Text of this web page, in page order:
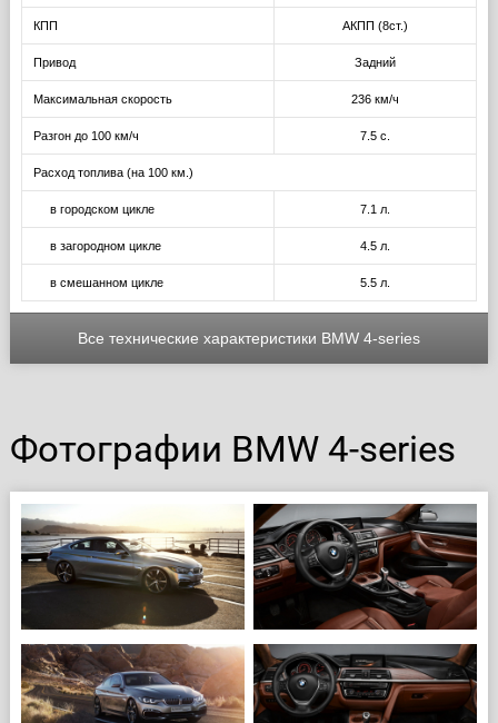
КПП АКПП (8ст.)
Привод Задний
Максимальная скорость 236 км/ч
Разгон до 100 км/ч 7.5 с.
Расход топлива (на 100 км.)
в городском цикле 7.1 л.
в загородном цикле 4.5 л.
в смешанном цикле 5.5 л.
Все технические характеристики BMW 4-series
Фотографии BMW 4-series